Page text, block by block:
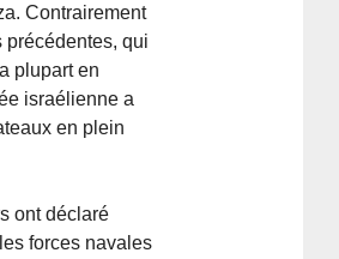
Contrairement
précédentes, qui
plupart en
israélienne a
en plein
ont déclaré
forces navales